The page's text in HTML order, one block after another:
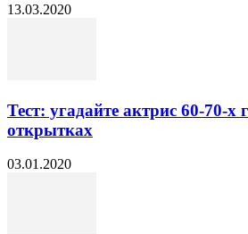
13.03.2020
Тест: угадайте актрис 60-70-х
открытках
03.01.2020